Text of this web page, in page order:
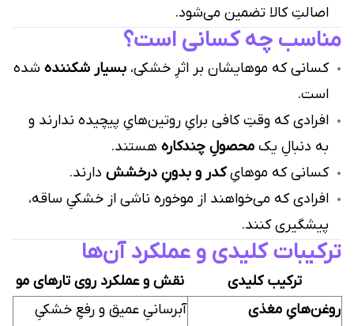
اصالتِ کالا تضمین می‌شود.
مناسب چه کسانی است؟
کسانی که موهایشان بر اثرِ خشکی، بسیار شکننده شده
است.
افرادی که وقتِ کافی برایِ روتین‌هایِ پیچیده ندارند و
به دنبالِ یک محصولِ چندکاره هستند.
کسانی که موهایِکدر و بدونِ درخشش دارند.
افرادی که می‌خواهند از موخوره ناشی از خشکیِ ساقه،
پیشگیری کنند.
ترکیبات کلیدی و عملکرد آن‌ها
ترکیب کلیدی
نقش و عملکرد روی تارهای مو
روغن‌هایِ مغذی
آبرسانیِ عمیق و رفعِ خشکیِ